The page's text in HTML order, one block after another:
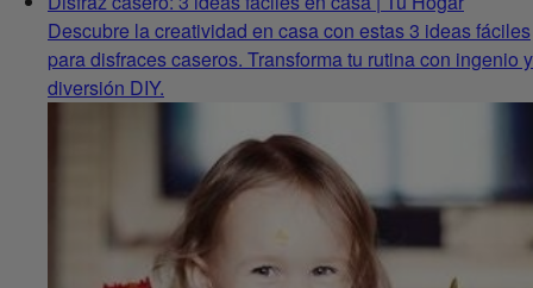
Descubre la creatividad en casa con estas 3 ideas fáciles
para disfraces caseros. Transforma tu rutina con ingenio y
diversión DIY.